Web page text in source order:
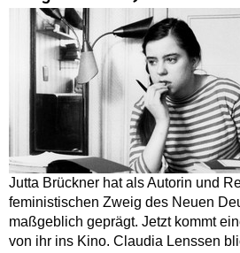
Jutta Brückner hat als Autorin und
feministischen Zweig des Neuen
maßgeblich geprägt. Jetzt kommt
von ihr ins Kino. Claudia Lenssen